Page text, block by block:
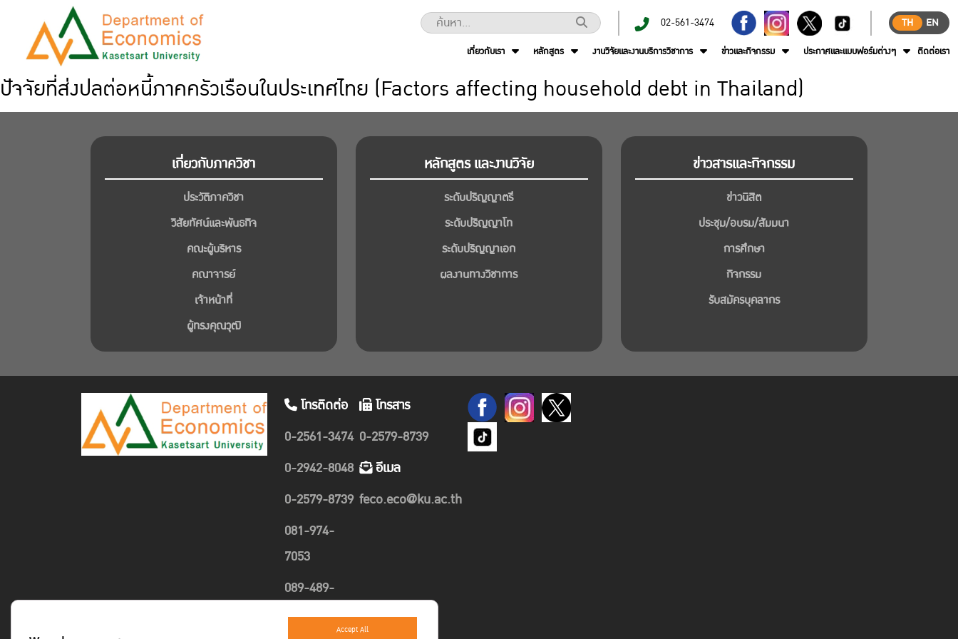
02-561-3474 TH
EN
เกี่ยวกับเรา
หลักสูตร งานวิจัยและงานบริการวิชาการ ข่าวและกิจกรรม ประกาศและแบบฟอร์มต่างๆ ติดต่อเรา
ปัจจัยที่ส่งปลต่อหนี้ภาคครัวเรือนในประเทศไทย (Factors affecting household debt in Thailand)
เกี่ยวกับภาควิชา
ประวัติภาควิชา
วิสัยทัศน์และพันธกิจ
คณะผู้บริหาร
คณาจารย์
เจ้าหน้าที่
ผู้ทรงคุณวุฒิ
หลักสูตร และงานวิจัย
ระดับปริญญาตรี
ระดับปริญญาโท
ระดับปริญญาเอก
ผลงานทางวิชาการ
ข่าวสารและกิจกรรม
ข่าวนิสิต
ประชุม/อบรม/สัมมนา
การศึกษา
กิจกรรม
รับสมัครบุคลากร
โทรติดต่อ
0-2561-3474
0-2942-8048
0-2579-8739
081-974-
7053
089-489-
1635
โทรสาร
0-2579-8739
อีเมล
feco.eco@ku.ac.th
Accept All